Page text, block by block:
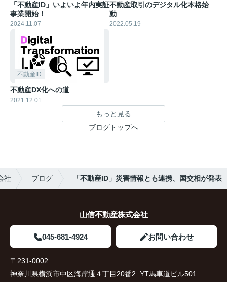
「不動産ID」いよいよ年内実証
事業開始！
2024.11.07
不動産取引のデジタル化本格始
動
2022.05.19
不動産ID
不動産DX化への道
2021.12.01
もっと見る
ブログトップへ
社 ブログ 「不動産ID」災害情報とも連携、国交相が発表
山信不動産株式会社
045-681-4924 お問い合わせ
〒231-0002
神奈川県横浜市中区海岸通４丁目20番2 YT馬車道ビル501